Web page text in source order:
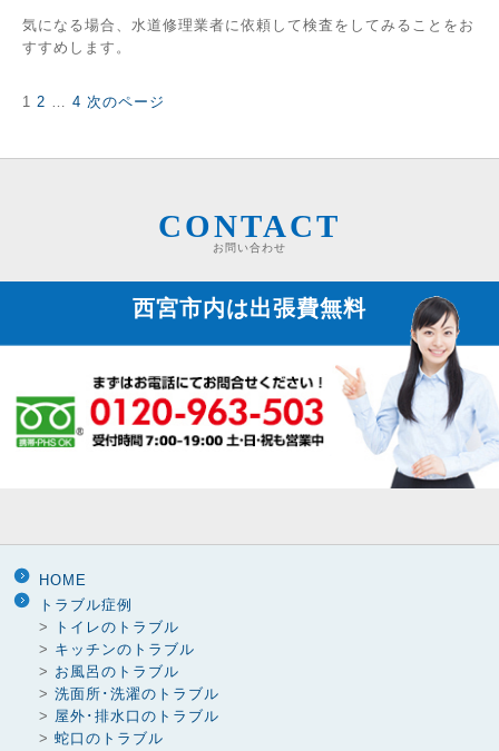
気になる場合、水道修理業者に依頼して検査をしてみることをお
すすめします。
投固
1 固
2 … 固
4 次のページ
CONTACT
お問い合わせ
西宮市内は出張費無料
HOME
トラブル症例
>
トイレのトラブル
> キッチンのトラブル
> お風呂のトラブル
> 洗面所･洗濯のトラブル
> 屋外･排水口のトラブル
> 蛇口のトラブル